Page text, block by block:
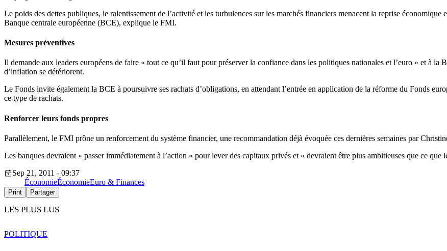
Le poids des dettes publiques, le ralentissement de l’activité et les turbulences sur les marchés financiers menacent la reprise
Banque centrale européenne (BCE), explique le FMI.
Mesures préventives
Il demande aux leaders européens de faire « tout ce qu’il faut pour préserver la confiance dans les politiques nationales et l’euro » et à la
d’inflation se détériorent.
Le Fonds invite également la BCE à poursuivre ses rachats d’obligations, en attendant l’entrée en application de la réforme du Fonds
ce type de rachats.
Renforcer leurs fonds propres
Parallèlement, le FMI prône un renforcement du système financier, une recommandation déjà évoquée ces dernières semaines par
Les banques devraient « passer immédiatement à l’action » pour lever des capitaux privés et « devraient être plus ambitieuses que ce que
Sep 21, 2011 - 09:37
ÉconomieÉconomieEuro & Finances
Print Partager
LES PLUS LUS
POLITIQUE